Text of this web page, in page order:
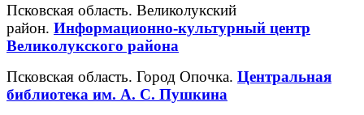
Псковская область. Великолукский
район. Информационно-культурный центр
Великолукского района
Псковская область. Город Опочка. Центральная
библиотека им. А. С. Пушкина